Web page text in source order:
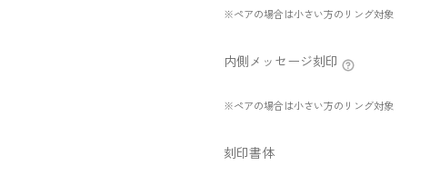
※ペアの場合は小さい方のリング対象
内側メッセージ刻印
※ペアの場合は小さい方のリング対象
刻印書体